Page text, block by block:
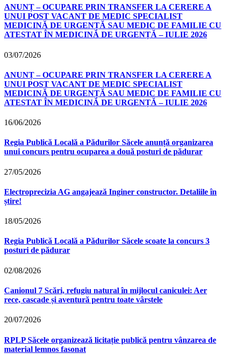
ANUNȚ – OCUPARE PRIN TRANSFER LA CERERE A
UNUI POST VACANT DE MEDIC SPECIALIST
MEDICINĂ DE URGENȚĂ SAU MEDIC DE FAMILIE CU
ATESTAT ÎN MEDICINĂ DE URGENȚĂ – IULIE 2026
03/07/2026
ANUNȚ – OCUPARE PRIN TRANSFER LA CERERE A
UNUI POST VACANT DE MEDIC SPECIALIST
MEDICINĂ DE URGENȚĂ SAU MEDIC DE FAMILIE CU
ATESTAT ÎN MEDICINĂ DE URGENȚĂ – IULIE 2026
16/06/2026
Regia Publică Locală a Pădurilor Săcele anunță organizarea
unui concurs pentru ocuparea a două posturi de pădurar
27/05/2026
Electroprecizia AG angajează Inginer constructor. Detaliile în
știre!
18/05/2026
Regia Publică Locală a Pădurilor Săcele scoate la concurs 3
posturi de pădurar
02/08/2026
Canionul 7 Scări, refugiu natural în mijlocul caniculei: Aer
rece, cascade și aventură pentru toate vârstele
20/07/2026
RPLP Săcele organizează licitație publică pentru vânzarea de
material lemnos fasonat